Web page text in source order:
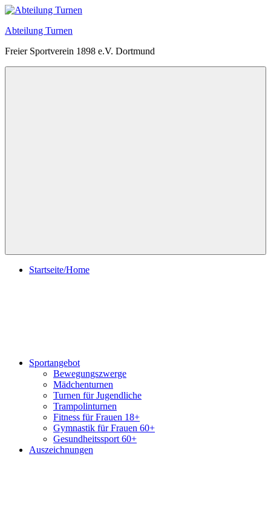
Zum
springen
Abteilung Turnen
Freier Sportverein 1898 e.V. Dortmund
Startseite/Home
Sportangebot
Bewegungszwerge
Mädchenturnen
Turnen für Jugendliche
Trampolinturnen
Fitness für Frauen 18+
Gymnastik für Frauen 60+
Gesundheitssport 60+
Auszeichnungen